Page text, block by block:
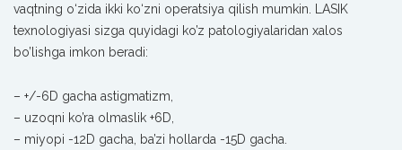
vaqtning o‘zida ikki ko‘zni operatsiya qilish mumkin. LASIK
texnologiyasi sizga quyidagi ko’z patologiyalaridan xalos
bo’lishga imkon beradi:
– +/-6D gacha astigmatizm,
– uzoqni ko’ra olmaslik +6D,
– miyopi -12D gacha, ba’zi hollarda -15D gacha.